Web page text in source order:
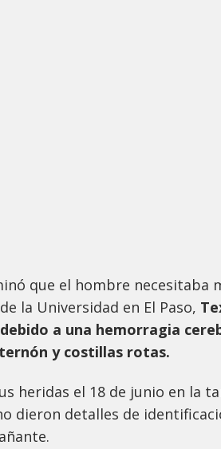
que el hombre necesitaba
la Universidad en El Paso,
a una hemorragia
y costillas rotas.
heridas el 18 de junio en la
dieron detalles de